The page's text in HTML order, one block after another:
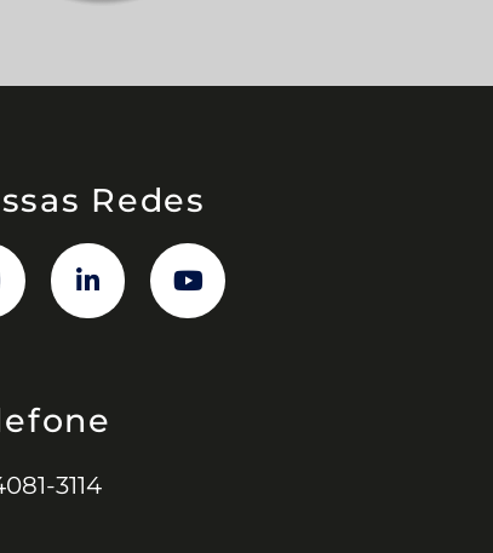
Redes
3114